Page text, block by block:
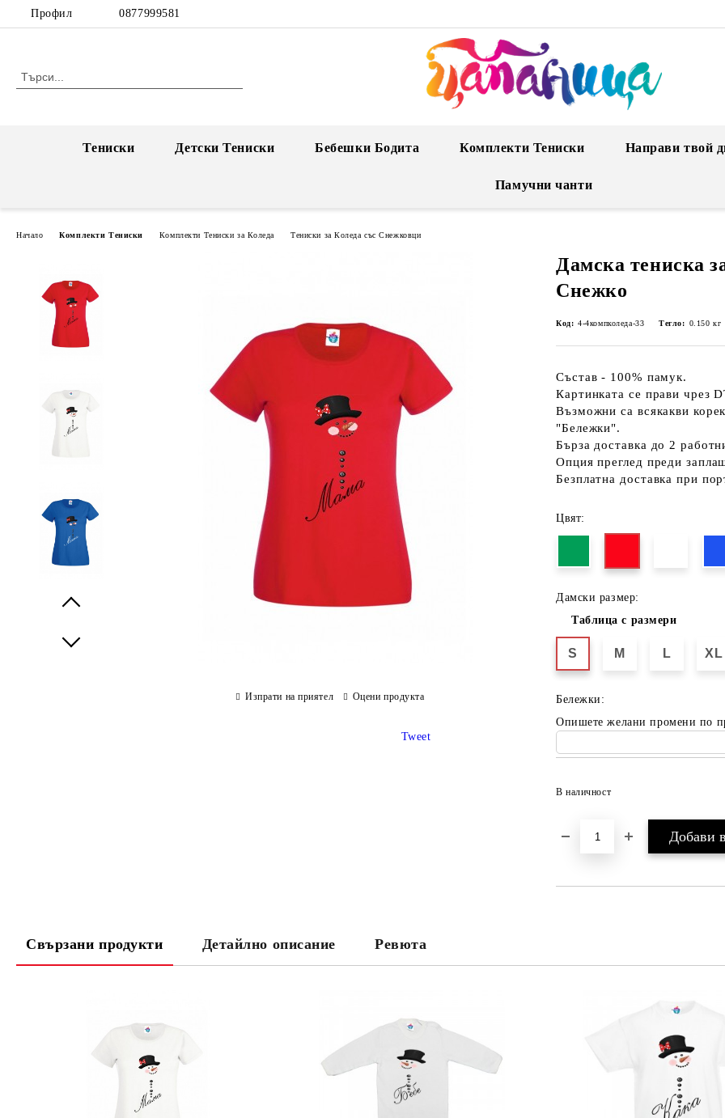
Профил 0877999581
Тениски Детски Тениски Бебешки Бодита Комплекти Тениски Направи твой
Памучни чанти
Начало Комплекти Тениски Комплекти Тениски за Коледа Тениски за Коледа със Снежковци
Дамска тениска
Снежко
Код: 4-4компколеда-33 Тегло: 0.150 кг
Състав - 100% памук.
Картинката се прави чрез
Възможни са всякакви
"Бележки".
Бърза доставка до 2
Опция преглед преди
Безплатна доставка при
Цвят:
Дамски размер:
Таблица с размери
S M L XL
Бележки:
Опишете желани промени по
В наличност
Изпрати на приятел Оцени продукта
Tweet
Свързани продукти Детайлно описание Ревюта